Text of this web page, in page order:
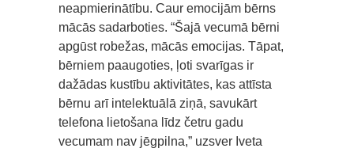
neapmierinātību. Caur emocijām bērns
mācās sadarboties. “Šajā vecumā bērni
apgūst robežas, mācās emocijas. Tāpat,
bērniem paaugoties, ļoti svarīgas ir
dažādas kustību aktivitātes, kas attīsta
bērnu arī intelektuālā ziņā, savukārt
telefona lietošana līdz četru gadu
vecumam nav jēgpilna,” uzsver Iveta